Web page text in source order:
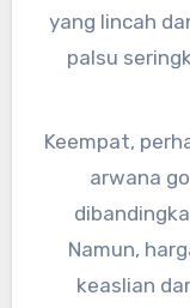
yang lincah
palsu
Keempat,
arwana
Namun,
keaslian